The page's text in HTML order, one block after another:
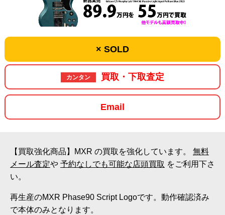
× SOLD
カンタン 買取・下取査定
Email
【買取強化商品】MXR の買取を強化しています。 無料
メール査定や 予約なしでも可能な店頭買取 をご利用下さ
い。
再生産のMXR Phase90 Script Logoです。動作確認済み
で本体のみとなります。